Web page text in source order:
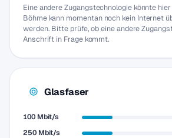
Eine andere Zugangstechnologie könnte
Böhme kann momentan noch kein Internet
werden. Bitte prüfe, ob eine andere
Anschrift in Frage kommt.
Glasfaser
100 Mbit/s
250 Mbit/s